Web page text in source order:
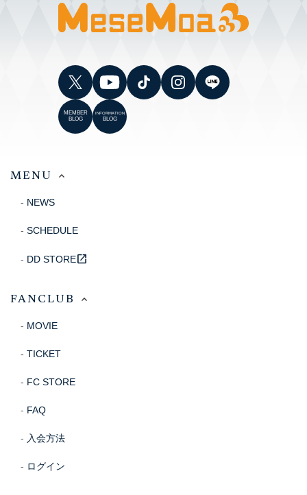
MEMBER
BLOG
INFORMATION
BLOG
MENU
NEWS
SCHEDULE
DD STOREopen_in_new
FANCLUB
MOVIE
TICKET
FC STORE
FAQ
入会方法
ログイン